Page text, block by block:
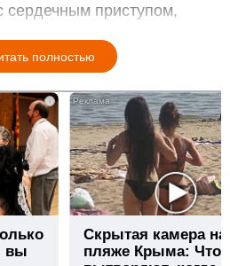
сердечным приступом,
полностью
вы
Скрытая камера на
пляже Крыма: Что